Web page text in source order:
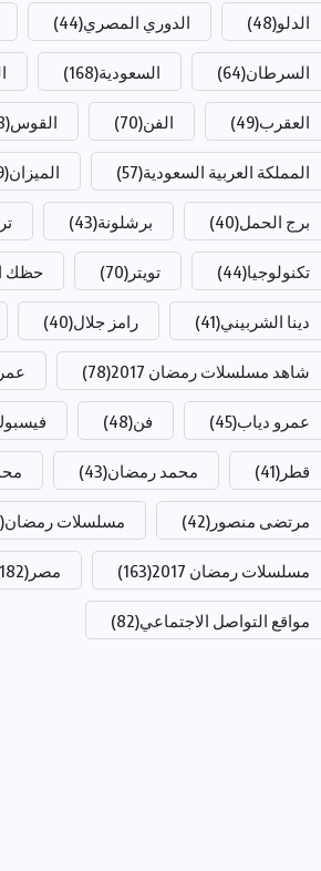
الدلو(48) الدوري المصري(44)
السرطان(64) السعودية(168)
العقرب(49) الفن(70) القوس(48)
المملكة العربية السعودية(57) الميزان(49)
برج الحمل(40) برشلونة(43)
تكنولوجيا(44) تويتر (70) حظك
دينا الشربيني(41) رامز جلال(40)
شاهد مسلسلات رمضان 2017 (78)
عمرو دياب(45) فن(48)
قطر (41) محمد رمضان(43)
مرتضى منصور (42) مسلسلات رمضان(102)
مسلسلات رمضان 2017 (163) مصر (182)
مواقع التواصل الاجتماعي(82)